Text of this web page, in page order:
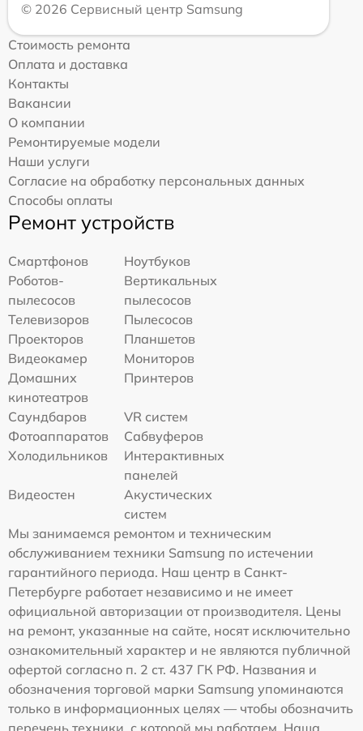
© 2026 Сервисный центр Samsung
Стоимость ремонта
Оплата и доставка
Контакты
Вакансии
О компании
Ремонтируемые модели
Наши услуги
Согласие на обработку персональных данных
Способы оплаты
Ремонт устройств
Смартфонов
Ноутбуков
Роботов-
пылесосов
Вертикальных
пылесосов
Телевизоров
Пылесосов
Проекторов
Планшетов
Видеокамер
Мониторов
Домашних
кинотеатров
Принтеров
Саундбаров
VR систем
Фотоаппаратов
Сабвуферов
Холодильников
Интерактивных
панелей
Видеостен
Акустических
систем
Мы занимаемся ремонтом и техническим
обслуживанием техники Samsung по истечении
гарантийного периода. Наш центр в Санкт-
Петербурге работает независимо и не имеет
официальной авторизации от производителя. Цены
на ремонт, указанные на сайте, носят исключительно
ознакомительный характер и не являются публичной
офертой согласно п. 2 ст. 437 ГК РФ. Названия и
обозначения торговой марки Samsung упоминаются
только в информационных целях — чтобы обозначить